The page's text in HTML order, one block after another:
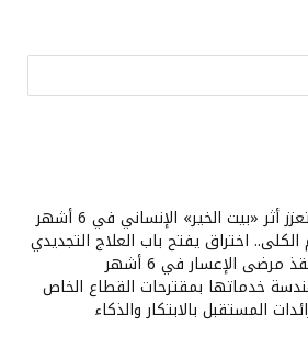
اختراق يفتح باب العلاج التجديدي
خدماتها بمقترحات القطاع الخاص
المستقبل بالابتكار والذكاء